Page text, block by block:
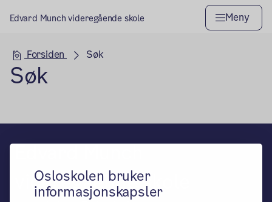
Osloskolen bruker
informasjonskapsler
Edvard Munch videregående skole Meny
Hovedseksjon
Forsiden Søk
Søk
Edvard Munch
videregående skole